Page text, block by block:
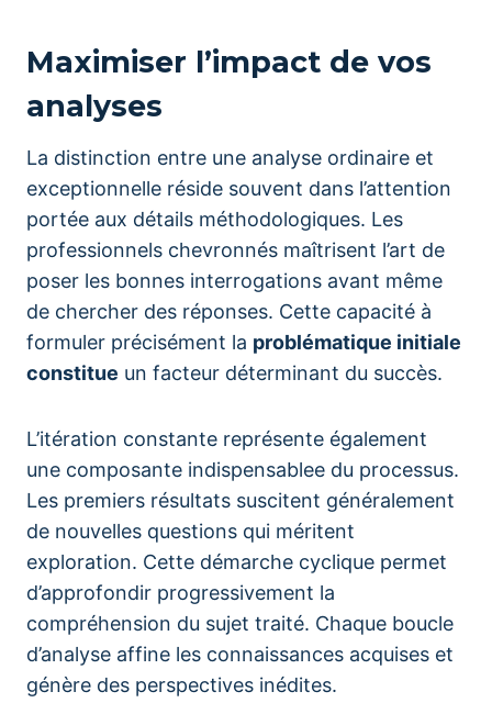
Maximiser l’impact de vos
analyses
La distinction entre une analyse ordinaire et
exceptionnelle réside souvent dans l’attention
portée aux détails méthodologiques. Les
professionnels chevronnés maîtrisent l’art de
poser les bonnes interrogations avant même
de chercher des réponses. Cette capacité à
formuler précisément la problématique initiale
constitue un facteur déterminant du succès.
L’itération constante représente également
une composante indispensablee du processus.
Les premiers résultats suscitent généralement
de nouvelles questions qui méritent
exploration. Cette démarche cyclique permet
d’approfondir progressivement la
compréhension du sujet traité. Chaque boucle
d’analyse affine les connaissances acquises et
génère des perspectives inédites.